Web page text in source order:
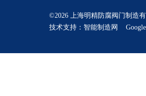
©2026 上海明精防腐阀门制造
技术支持： 智能制造网